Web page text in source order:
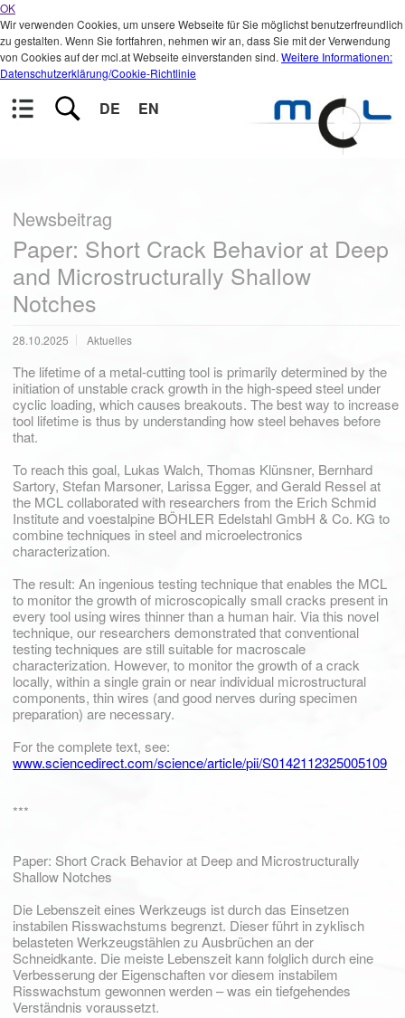
OK
Wir verwenden Cookies, um unsere Webseite für Sie möglichst benutzerfreundlich
zu gestalten. Wenn Sie fortfahren, nehmen wir an, dass Sie mit der Verwendung
von Cookies auf der mcl.at Webseite einverstanden sind. Weitere Informationen:
Datenschutzerklärung/Cookie-Richtlinie
DE EN
Newsbeitrag
Paper: Short Crack Behavior at Deep
and Microstructurally Shallow
Notches
28.10.2025 Aktuelles
The lifetime of a metal-cutting tool is primarily determined by the
initiation of unstable crack growth in the high-speed steel under
cyclic loading, which causes breakouts. The best way to increase
tool lifetime is thus by understanding how steel behaves before
that.
To reach this goal, Lukas Walch, Thomas Klünsner, Bernhard
Sartory, Stefan Marsoner, Larissa Egger, and Gerald Ressel at
the MCL collaborated with researchers from the Erich Schmid
Institute and voestalpine BÖHLER Edelstahl GmbH & Co. KG to
combine techniques in steel and microelectronics
characterization.
The result: An ingenious testing technique that enables the MCL
to monitor the growth of microscopically small cracks present in
every tool using wires thinner than a human hair. Via this novel
technique, our researchers demonstrated that conventional
testing techniques are still suitable for macroscale
characterization. However, to monitor the growth of a crack
locally, within a single grain or near individual microstructural
components, thin wires (and good nerves during specimen
preparation) are necessary.
For the complete text, see:
www.sciencedirect.com/science/article/pii/S0142112325005109
***
Paper: Short Crack Behavior at Deep and Microstructurally
Shallow Notches
Die Lebenszeit eines Werkzeugs ist durch das Einsetzen
instabilen Risswachstums begrenzt. Dieser führt in zyklisch
belasteten Werkzeugstählen zu Ausbrüchen an der
Schneidkante. Die meiste Lebenszeit kann folglich durch eine
Verbesserung der Eigenschaften vor diesem instabilem
Risswachstum gewonnen werden – was ein tiefgehendes
Verständnis voraussetzt.